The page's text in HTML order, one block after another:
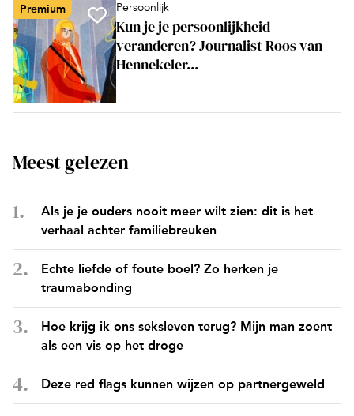
Premium Persoonlijk
Kun je je persoonlijkheid
veranderen? Journalist Roos van
Hennekeler...
Meest gelezen
Als je je ouders nooit meer wilt zien: dit is het
verhaal achter familiebreuken
Echte liefde of foute boel? Zo herken je
traumabonding
Hoe krijg ik ons seksleven terug? Mijn man zoent
als een vis op het droge
Deze red flags kunnen wijzen op partnergeweld